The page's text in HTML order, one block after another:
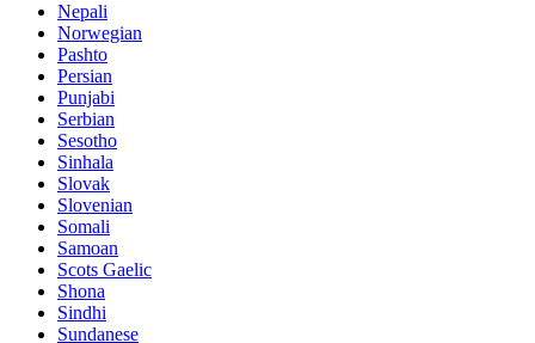
Nepali
Norwegian
Pashto
Persian
Punjabi
Serbian
Sesotho
Sinhala
Slovak
Slovenian
Somali
Samoan
Scots Gaelic
Shona
Sindhi
Sundanese